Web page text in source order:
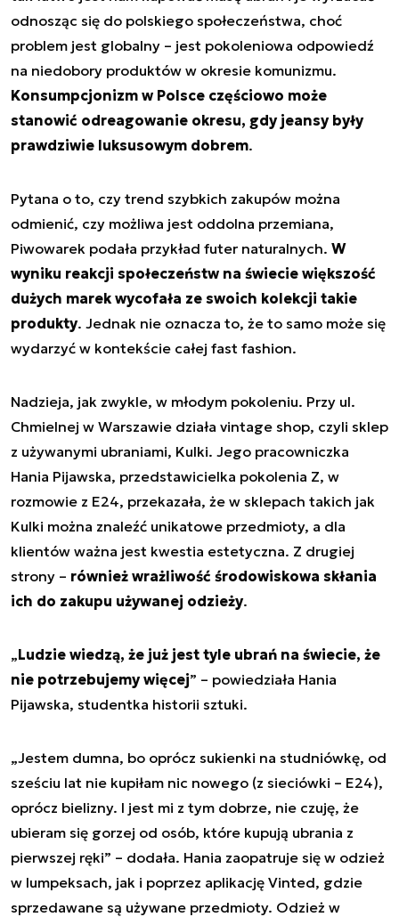
odnosząc się do polskiego społeczeństwa, choć
problem jest globalny – jest pokoleniowa odpowiedź
na niedobory produktów w okresie komunizmu.
Konsumpcjonizm w Polsce częściowo może
stanowić odreagowanie okresu, gdy jeansy były
prawdziwie luksusowym dobrem.
Pytana o to, czy trend szybkich zakupów można
odmienić, czy możliwa jest oddolna przemiana,
Piwowarek podała przykład futer naturalnych. W
wyniku reakcji społeczeństw na świecie większość
dużych marek wycofała ze swoich kolekcji takie
produkty. Jednak nie oznacza to, że to samo może się
wydarzyć w kontekście całej fast fashion.
Nadzieja, jak zwykle, w młodym pokoleniu. Przy ul.
Chmielnej w Warszawie działa vintage shop, czyli sklep
z używanymi ubraniami, Kulki. Jego pracowniczka
Hania Pijawska, przedstawicielka pokolenia Z, w
rozmowie z E24, przekazała, że w sklepach takich jak
Kulki można znaleźć unikatowe przedmioty, a dla
klientów ważna jest kwestia estetyczna. Z drugiej
strony – również wrażliwość środowiskowa skłania
ich do zakupu używanej odzieży.
„Ludzie wiedzą, że już jest tyle ubrań na świecie, że
nie potrzebujemy więcej” – powiedziała Hania
Pijawska, studentka historii sztuki.
„Jestem dumna, bo oprócz sukienki na studniówkę, od
sześciu lat nie kupiłam nic nowego (z sieciówki – E24),
oprócz bielizny. I jest mi z tym dobrze, nie czuję, że
ubieram się gorzej od osób, które kupują ubrania z
pierwszej ręki” – dodała. Hania zaopatruje się w odzież
w lumpeksach, jak i poprzez aplikację Vinted, gdzie
sprzedawane są używane przedmioty. Odzież w